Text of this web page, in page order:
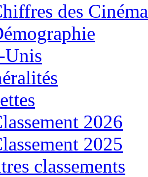
des
Unis
2026
2025
classements